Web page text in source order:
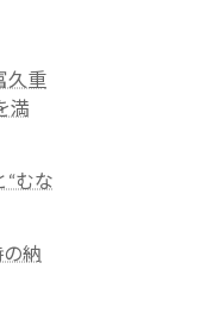
久重
満
むな
納